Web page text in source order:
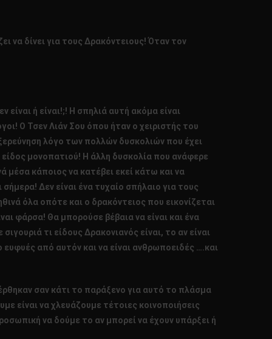
να δίνει για τους Δρακόντειους! Όταν τον
ή είναι!;! Η σπηλιά αυτή ακόμα είναι
Ο Τσεν Λιάν Σου όπου ήταν ο χειριστής του
λόγο των πολλών δυσκολιών που έχει
μονοπατιού! Η άλλη δυσκολία που ανάφερε
μέσα κάποιος να κατέβει εκεί κάτω και να
Δεν είναι ένα τυχαίο σπήλαιο για τους
όλα οπότε και ο δρακόντειος που εικονίζεται
φάρσα! Θα μπορούσε βέβαια να είναι και ένα
τι είδους Δρακονιανός είναι, το αν είναι
από αυτόν και να είναι ανθρωποειδές ….και
σαν κάτι το παράξενο για αυτό το πλάσμα
είναι να χλευάζουμε τέτοιες κοινοποιήσεις
να δούμε το αν μπορεί να έχουν υπάρξει ή